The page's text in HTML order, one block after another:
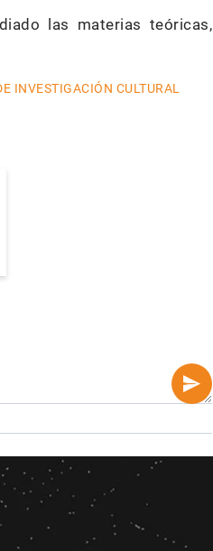
las materias teóricas,
INVESTIGACIÓN CULTURAL